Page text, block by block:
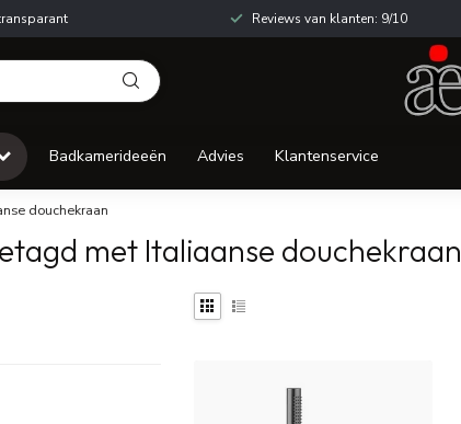
Reviews van klanten: 9/10
Badkamerideeën Advies Klantenservice
douchekraan
met Italiaanse douchekraan